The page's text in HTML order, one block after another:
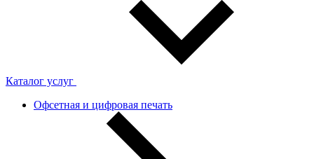
Каталог услуг
Офсетная и цифровая печать